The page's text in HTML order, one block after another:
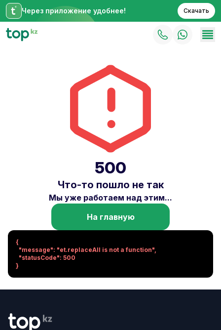
Через приложение удобнее! Скачать
500
Что-то пошло не так
Мы уже работаем над этим...
На главную
{
}